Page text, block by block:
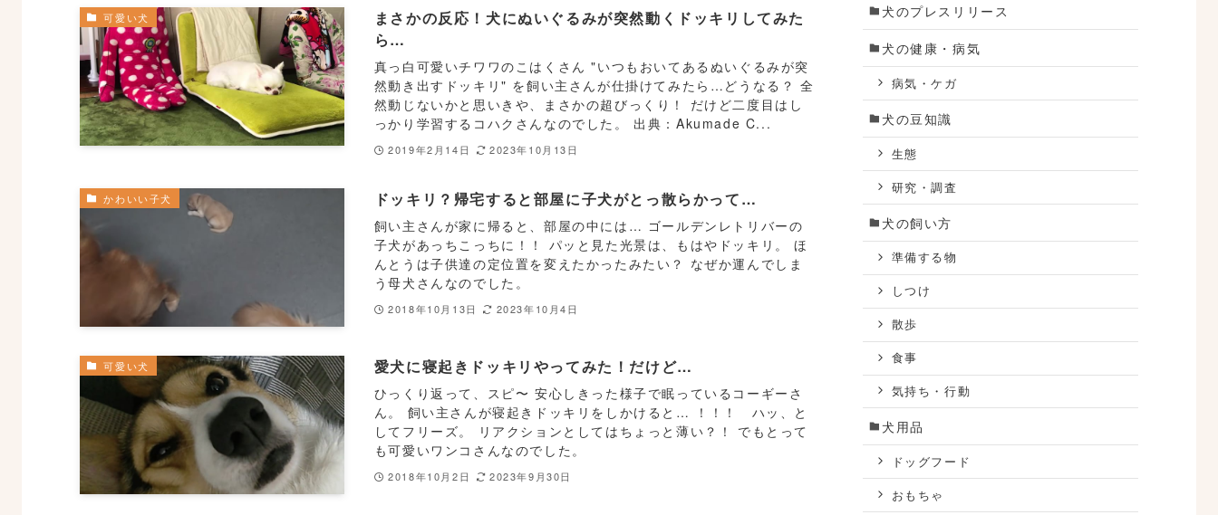
可愛い犬
まさかの反応！犬にぬいぐるみが突然動くドッキリしてみた
ら…
真っ白可愛いチワワのこはくさん "いつもおいてあるぬいぐるみが突
然動き出すドッキリ" を飼い主さんが仕掛けてみたら…どうなる？ 全
然動じないかと思いきや、まさかの超びっくり！ だけど二度目はし
っかり学習するコハクさんなのでした。 出典：Akumade C...
2019年2月14日 2023年10月13日
かわいい子犬 ドッキリ？帰宅すると部屋に子犬がとっ散らかって…
飼い主さんが家に帰ると、部屋の中には… ゴールデンレトリバーの
子犬があっちこっちに！！ パッと見た光景は、もはやドッキリ。 ほ
んとうは子供達の定位置を変えたかったみたい？ なぜか運んでしま
う母犬さんなのでした。
2018年10月13日 2023年10月4日
可愛い犬 愛犬に寝起きドッキリやってみた！だけど…
ひっくり返って、スピ〜 安心しきった様子で眠っているコーギーさ
ん。 飼い主さんが寝起きドッキリをしかけると… ！！！ ハッ、と
してフリーズ。 リアクションとしてはちょっと薄い？！ でもとって
も可愛いワンコさんなのでした。
2018年10月2日 2023年9月30日
犬のプレスリリース
犬の健康・病気
病気・ケガ
犬の豆知識
生態
研究・調査
犬の飼い方
準備する物
しつけ
散歩
食事
気持ち・行動
犬用品
ドッグフード
おもちゃ